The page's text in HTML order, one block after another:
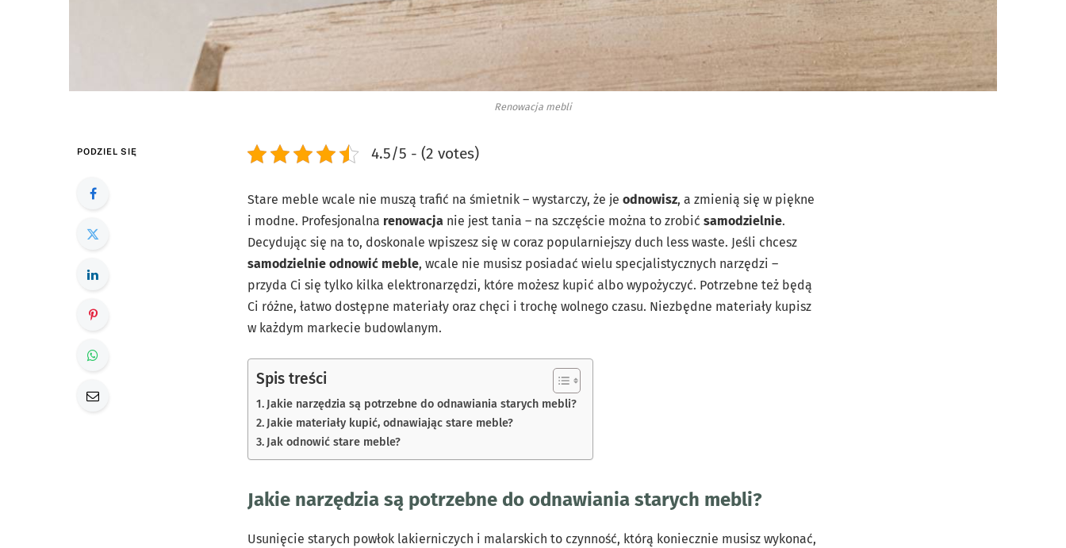
Renowacja mebli
PODZIEL SIĘ 4.5/5 - (2 votes)
Stare meble wcale nie muszą trafić na śmietnik – wystarczy, że je odnowisz, a zmienią się w piękne
i modne. Profesjonalna renowacja nie jest tania – na szczęście można to zrobić samodzielnie.
Decydując się na to, doskonale wpiszesz się w coraz popularniejszy duch less waste. Jeśli chcesz
samodzielnie odnowić meble, wcale nie musisz posiadać wielu specjalistycznych narzędzi –
przyda Ci się tylko kilka elektronarzędzi, które możesz kupić albo wypożyczyć. Potrzebne też będą
Ci różne, łatwo dostępne materiały oraz chęci i trochę wolnego czasu. Niezbędne materiały kupisz
w każdym markecie budowlanym.
Spis treści
Jakie narzędzia są potrzebne do odnawiania starych mebli?
Jakie materiały kupić, odnawiając stare meble?
Jak odnowić stare meble?
Jakie narzędzia są potrzebne do odnawiania starych mebli?
Usunięcie starych powłok lakierniczych i malarskich to czynność, którą koniecznie musisz wykonać,